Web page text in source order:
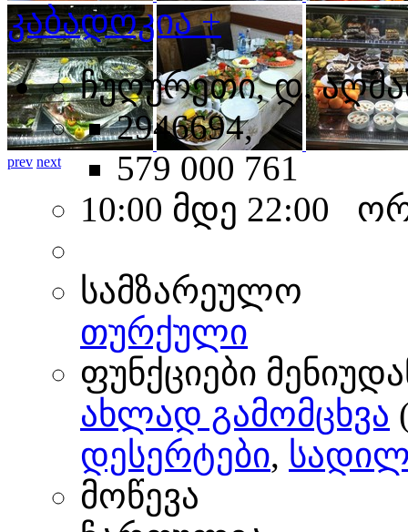
prev next
კაბადოკია +
ჩუღურეთი, დ.
2946694,
579 000 761
10:00 მდე 22:00
სამზარეულო
თურქული
ფუნქციები
ახლად გამომცხვა
დესერტები,
მოწევა